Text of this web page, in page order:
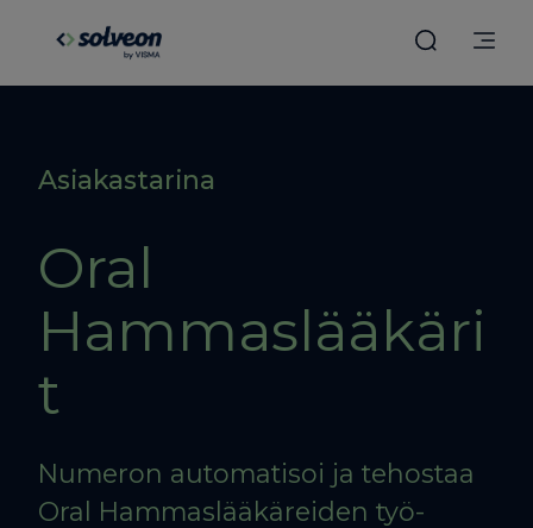
Asiakastarina
Oral
Hammaslääkäri
t
Numeron automatisoi ja tehostaa
Oral Hammaslääkäreiden työ­